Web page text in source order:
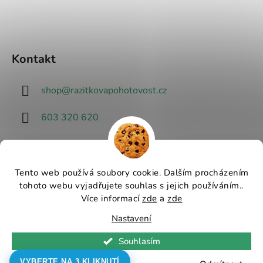
Tento web používá soubory cookie. Dalším procházením
tohoto webu vyjadřujete souhlas s jejich používáním..
Více informací zde a zde
Nastavení
Souhlasím
Kontakt
shop@razitkovapohotovost.cz
603 320 620
Návrhář designu
Vytvořil Shoptet
Razítková pohotovost - nejlevnější
razítka v ČR. Všechna práva vyhrazena. Upravit